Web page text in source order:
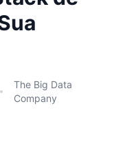
The Big Data
Company